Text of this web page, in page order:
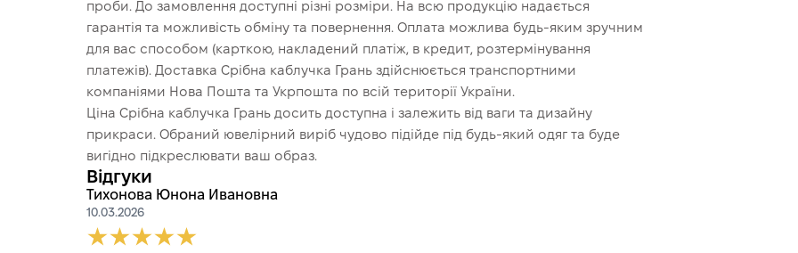
проби. До замовлення доступні різні розміри. На всю продукцію надається
гарантія та можливість обміну та повернення. Оплата можлива будь-яким зручним
для вас способом (карткою, накладений платіж, в кредит, розтермінування
платежів). Доставка Срібна каблучка Грань здійснюється транспортними
компаніями Нова Пошта та Укрпошта по всій території України.
Ціна Срібна каблучка Грань досить доступна і залежить від ваги та дизайну
прикраси. Обраний ювелірний виріб чудово підійде під будь-який одяг та буде
вигідно підкреслювати ваш образ.
Відгуки
Тихонова Юнона Ивановна
10.03.2026